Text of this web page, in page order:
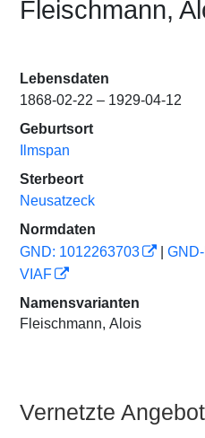
Fleischmann,
Lebensdaten
1868-02-22 – 1929-04-12
Geburtsort
Ilmspan
Sterbeort
Neusatzeck
Normdaten
GND: 1012263703
VIAF
Namensvarianten
Fleischmann, Alois
Vernetzte